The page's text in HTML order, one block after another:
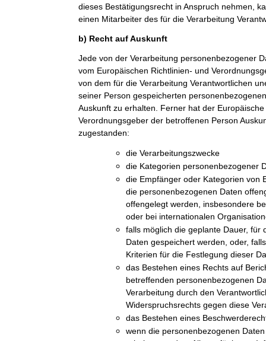
dieses Bestätigungsrecht in Anspruch nehmen,
einen Mitarbeiter des für die Verarbeitung
b) Recht auf Auskunft
Jede von der Verarbeitung personenbezogener
vom Europäischen Richtlinien- und
von dem für die Verarbeitung Verantwortlichen
seiner Person gespeicherten
Auskunft zu erhalten. Ferner hat der
Verordnungsgeber der betroffenen Person
zugestanden:
die Verarbeitungszwecke
die Kategorien personenbezogener
die Empfänger oder Kategorien von
die personenbezogenen Daten
offengelegt werden, insbesondere
oder bei internationalen
falls möglich die geplante Dauer, für
Daten gespeichert werden, oder,
Kriterien für die Festlegung dieser
das Bestehen eines Rechts auf
betreffenden personenbezogenen
Verarbeitung durch den
Widerspruchsrechts gegen diese
das Bestehen eines
wenn die personenbezogenen